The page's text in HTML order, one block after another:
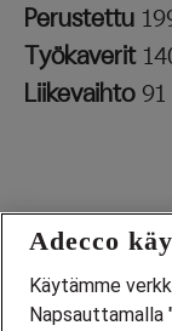
Perustettu
Työkaverit
Liikevaihto
Urasivusto
Adecco
Käytämme
Napsauttamalla